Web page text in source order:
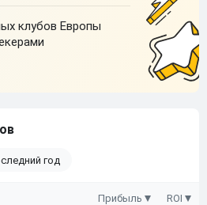
клубов Европы
год
Прибыль ROI